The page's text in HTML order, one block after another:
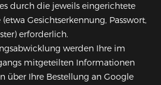
durch die jeweils eingerichtete
Gesichtserkennung, Passwort,
erforderlich.
werden Ihre im
mitgeteilten Informationen
über Ihre Bestellung an Google